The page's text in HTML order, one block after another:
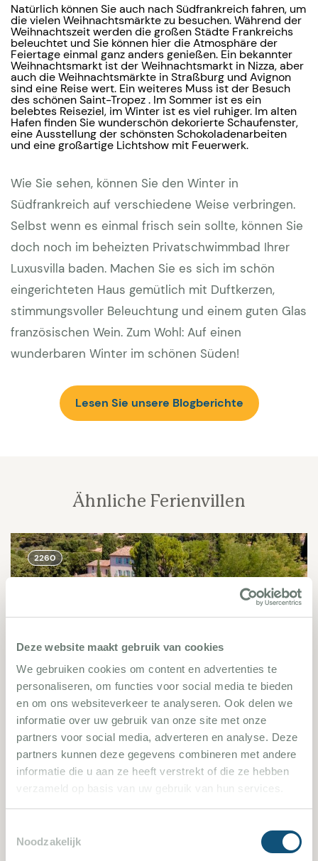
Deze website maakt gebruik van cookies
We gebruiken cookies om content en advertenties te
personaliseren, om functies voor social media te bieden
en om ons websiteverkeer te analyseren. Ook delen we
informatie over uw gebruik van onze site met onze
partners voor social media, adverteren en analyse. Deze
partners kunnen deze gegevens combineren met andere
informatie die u aan ze heeft verstrekt of die ze hebben
verzameld op basis van uw gebruik van hun services.
Noodzakelijk
Natürlich können Sie auch nach Südfrankreich fahren, um
die vielen Weihnachtsmärkte zu besuchen. Während der
Weihnachtszeit werden die großen Städte Frankreichs
beleuchtet und Sie können hier die Atmosphäre der
Feiertage einmal ganz anders genießen. Ein bekannter
Weihnachtsmarkt ist der Weihnachtsmarkt in Nizza, aber
auch die Weihnachtsmärkte in Straßburg und Avignon
sind eine Reise wert. Ein weiteres Muss ist der Besuch
des schönen Saint-Tropez . Im Sommer ist es ein
belebtes Reiseziel, im Winter ist es viel ruhiger. Im alten
Hafen finden Sie wunderschön dekorierte Schaufenster,
eine Ausstellung der schönsten Schokoladenarbeiten
und eine großartige Lichtshow mit Feuerwerk.
Wie Sie sehen, können Sie den Winter in
Südfrankreich auf verschiedene Weise verbringen.
Selbst wenn es einmal frisch sein sollte, können Sie
doch noch im beheizten Privatschwimmbad Ihrer
Luxusvilla baden. Machen Sie es sich im schön
eingerichteten Haus gemütlich mit Duftkerzen,
stimmungsvoller Beleuchtung und einem guten Glas
französischen Wein. Zum Wohl: Auf einen
wunderbaren Winter im schönen Süden!
Lesen Sie unsere Blogberichte
Ähnliche Ferienvillen
2260
Lorgues 2260
7 Schlafzimmer 15 Personen
Villa bekijken